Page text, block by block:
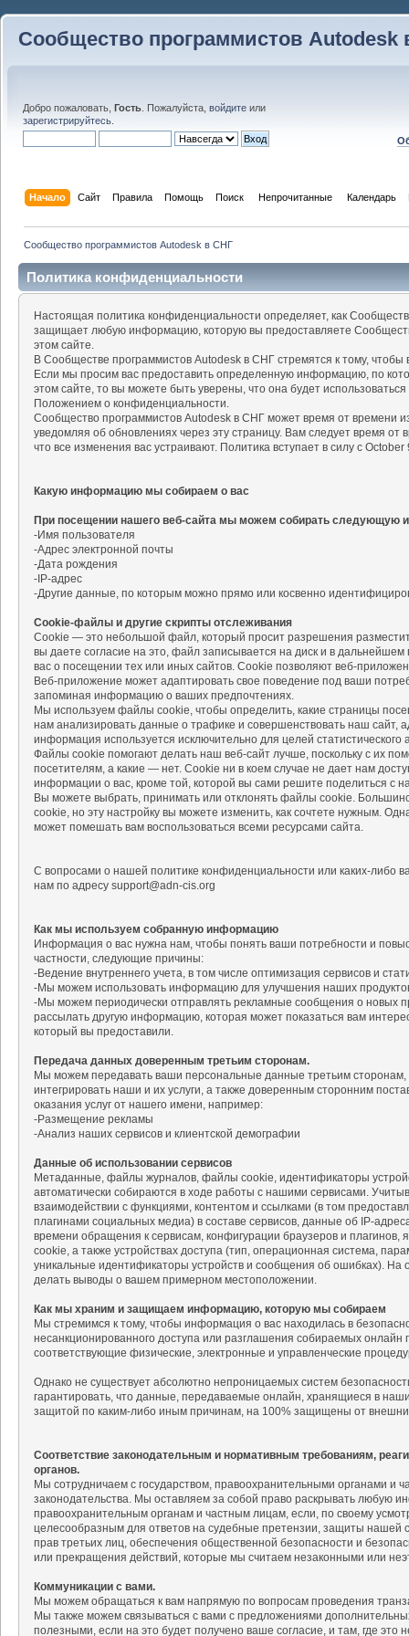
Сообщество программистов Autodesk
Добро пожаловать, Гость . Пожалуйста, войдите или
зарегистрируйтесь
Начало Сайт Правила Помощь Поиск Непрочитанные Календарь
Сообщество программистов Autodesk в СНГ
Политика конфиденциальности
Настоящая политика конфиденциальности определяет, как
защищает любую информацию, которую вы предоставляете
этом сайте.
В Сообществе программистов Autodesk в СНГ стремятся к тому,
Если мы просим вас предоставить определенную информацию, по
этом сайте, то вы можете быть уверены, что она будет
Положением о конфиденциальности.
Сообщество программистов Autodesk в СНГ может время от времени
уведомляя об обновлениях через эту страницу. Вам следует время
что все изменения вас устраивают. Политика вступает в силу с
Какую информацию мы собираем о вас
При посещении нашего веб-сайта мы можем собирать следующую
-Имя пользователя
-Адрес электронной почты
-Дата рождения
-IP-адрес
-Другие данные, по которым можно прямо или косвенно
Cookie-файлы и другие скрипты отслеживания
Cookie — это небольшой файл, который просит разрешения
вы даете согласие на это, файл записывается на диск и в
вас о посещении тех или иных сайтов. Cookie позволяют веб-
Веб-приложение может адаптировать свое поведение под ваши
запоминая информацию о ваших предпочтениях.
Мы используем файлы cookie, чтобы определить, какие страницы
нам анализировать данные о трафике и совершенствовать наш сайт,
информация используется исключительно для целей
Файлы cookie помогают делать наш веб-сайт лучше, поскольку с их
посетителям, а какие — нет. Cookie ни в коем случае не дает нам
информации о вас, кроме той, которой вы сами решите поделиться с
Вы можете выбрать, принимать или отклонять файлы cookie.
cookie, но эту настройку вы можете изменить, как сочтете нужным.
может помешать вам воспользоваться всеми ресурсами сайта.
С вопросами о нашей политике конфиденциальности или каких-либо
нам по адресу support@adn-cis.org
Как мы используем собранную информацию
Информация о вас нужна нам, чтобы понять ваши потребности и
частности, следующие причины:
-Ведение внутреннего учета, в том числе оптимизация сервисов и
-Мы можем использовать информацию для улучшения наших продуктов
-Мы можем периодически отправлять рекламные сообщения о новых
рассылать другую информацию, которая может показаться вам
который вы предоставили.
Передача данных доверенным третьим сторонам.
Мы можем передавать ваши персональные данные третьим
интегрировать наши и их услуги, а также доверенным сторонним
оказания услуг от нашего имени, например:
-Размещение рекламы
-Анализ наших сервисов и клиентской демографии
Данные об использовании сервисов
Метаданные, файлы журналов, файлы cookie, идентификаторы
автоматически собираются в ходе работы с нашими сервисами.
взаимодействии с функциями, контентом и ссылками (в том
плагинами социальных медиа) в составе сервисов, данные об IP-
времени обращения к сервисам, конфигурации браузеров и
cookie, а также устройствах доступа (тип, операционная система,
уникальные идентификаторы устройств и сообщения об ошибках).
делать выводы о вашем примерном местоположении.
Как мы храним и защищаем информацию, которую мы собираем
Мы стремимся к тому, чтобы информация о вас находилась в
несанкционированного доступа или разглашения собираемых
соответствующие физические, электронные и управленческие
Однако не существует абсолютно непроницаемых систем
гарантировать, что данные, передаваемые онлайн, хранящиеся в
защитой по каким-либо иным причинам, на 100% защищены от
Соответствие законодательным и нормативным требованиям,
органов.
Мы сотрудничаем с государством, правоохранительными органами и
законодательства. Мы оставляем за собой право раскрывать любую
правоохранительным органам и частным лицам, если, по своему
целесообразным для ответов на судебные претензии, защиты нашей
прав третьих лиц, обеспечения общественной безопасности и
или прекращения действий, которые мы считаем незаконными или
Коммуникации с вами.
Мы можем обращаться к вам напрямую по вопросам проведения
Мы также можем связываться с вами с предложениями
полезными, если на это будет получено ваше согласие, и там, где это